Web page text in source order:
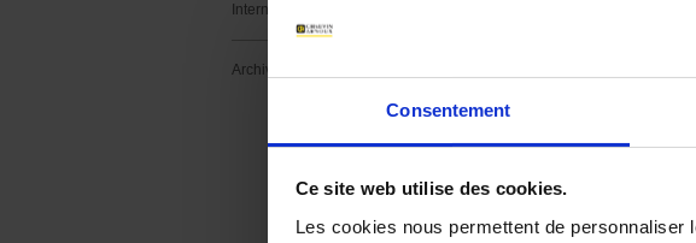
Consentement
Ce site web utilise des cookies.
Les cookies nous permettent de
International
Archives
French Fab est un  label créé en
digitale et environnementale...
à l'industrie.